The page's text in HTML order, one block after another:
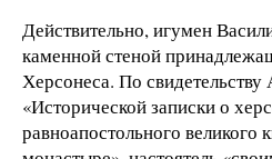
Действительно, игумен
каменной стеной
Херсонеса. По свидетельству
«Исторической записки о
равноапостольного великого